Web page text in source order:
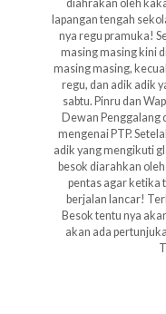
diahrakan oleh
lapangan tengah
nya regu pramuka!
masing masing kini
masing masing,
regu, dan adik adik
sabtu. Pinru dan
Dewan Penggalang
mengenai PTP.
adik yang mengikuti
besok diarahkan
pentas agar ketika
berjalan lancar!
Besok tentu nya
akan ada